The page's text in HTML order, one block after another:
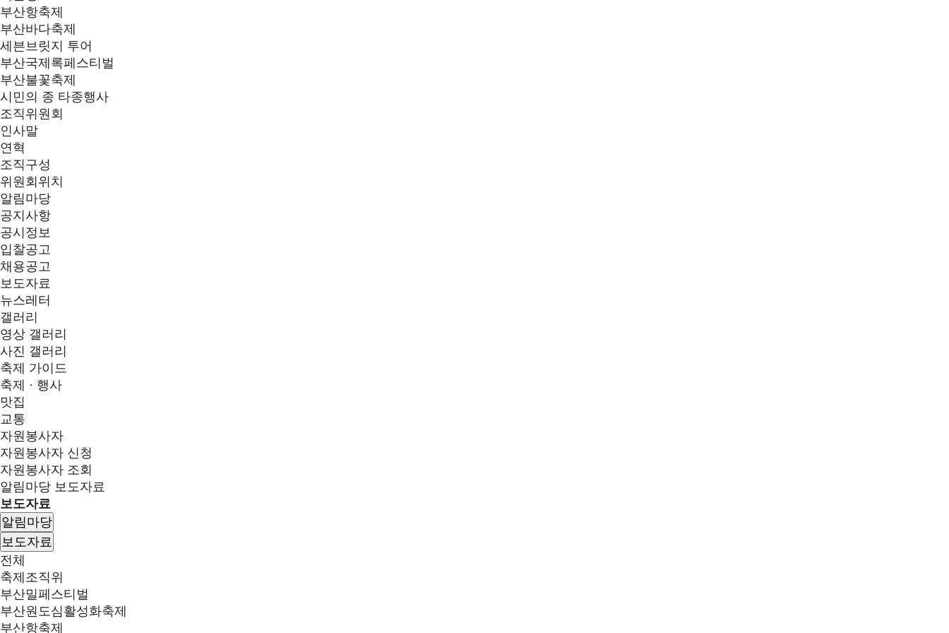
부산항축제
부산바다축제
세븐브릿지 투어
부산국제록페스티벌
부산불꽃축제
시민의 종 타종행사
조직위원회
인사말
연혁
조직구성
위원회위치
알림마당
공지사항
공시정보
입찰공고
채용공고
보도자료
뉴스레터
갤러리
영상 갤러리
사진 갤러리
축제 가이드
축제 · 행사
맛집
교통
자원봉사자
자원봉사자 신청
자원봉사자 조회
알림마당 보도자료
보도자료
알림마당
보도자료
전체
축제조직위
부산밀페스티벌
부산원도심활성화축제
부산항축제